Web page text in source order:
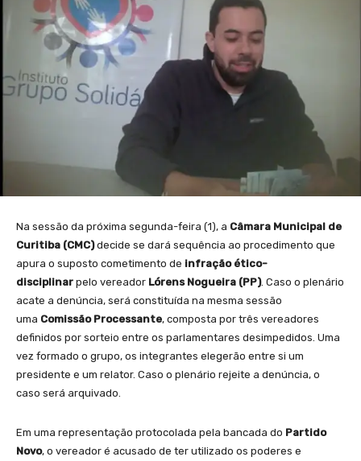
Na sessão da próxima segunda-feira (1), a Câmara Municipal de
Curitiba (CMC)decide se dará sequência ao procedimento que
apura o suposto cometimento de infração ético-
disciplinar pelo vereador Lórens Nogueira (PP). Caso o plenário
acate a denúncia, será constituída na mesma sessão
uma Comissão Processante, composta por três vereadores
definidos por sorteio entre os parlamentares desimpedidos. Uma
vez formado o grupo, os integrantes elegerão entre si um
presidente e um relator. Caso o plenário rejeite a denúncia, o
caso será arquivado.
Em uma representação protocolada pela bancada do Partido
Novo, o vereador é acusado de ter utilizado os poderes e